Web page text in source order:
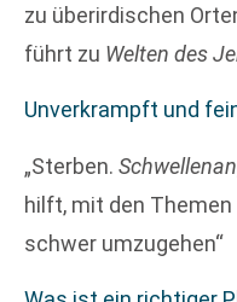
zu überirdischen
führt zu Welten des
Unverkrampft und
„Sterben.
hilft, mit den
schwer umzugehen“